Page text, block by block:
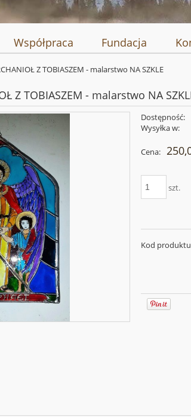
Współpraca Fundacja
Z TOBIASZEM - malarstwo NA SZKLE
Z TOBIASZEM - malarstwo NA
Dostępność:
Wysyłka w:
Cena:
szt.
Kod